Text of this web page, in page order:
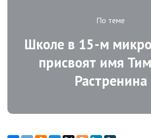
По теме
Школе в 15-м
присвоят имя
Растренина